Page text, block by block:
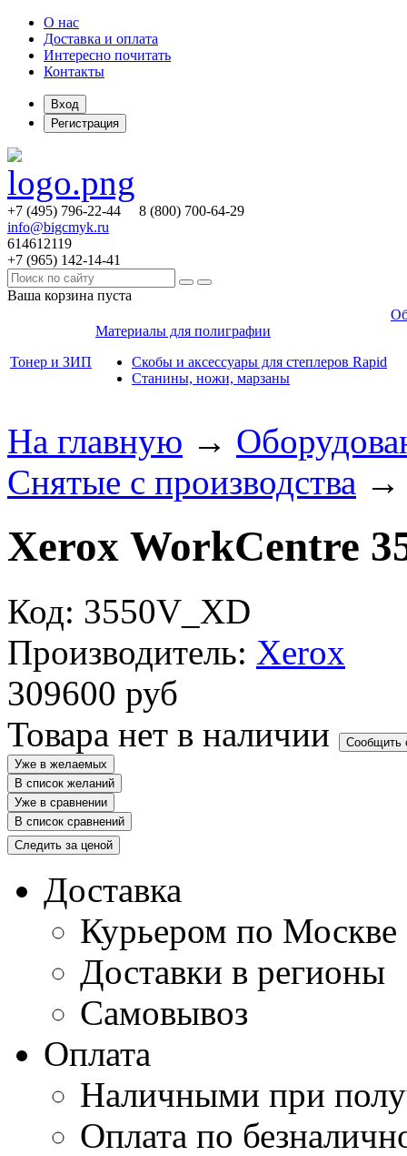
О нас
Доставка и оплата
Интересно почитать
Контакты
Вход
Регистрация
+7 (495) 796-22-44 8 (800) 700-64-29
info@bigcmyk.ru
614612119
+7 (965) 142-14-41
Ваша корзина пуста
Тонер и ЗИП
Материалы для полиграфии
Скобы и аксессуары для степлеров Rapid
Станины, ножи, марзаны
На главную →
Снятые с производства
Xerox WorkCentre
Код: 3550V_XD
Производитель: Xerox
309600 руб
Товара нет в наличии
Сообщить
Уже в желаемых
В список желаний
Уже в сравнении
В список сравнений
Следить за ценой
Доставка
Курьером по Москве
Доставки в регионы
Самовывоз
Оплата
Наличными при
Оплата по